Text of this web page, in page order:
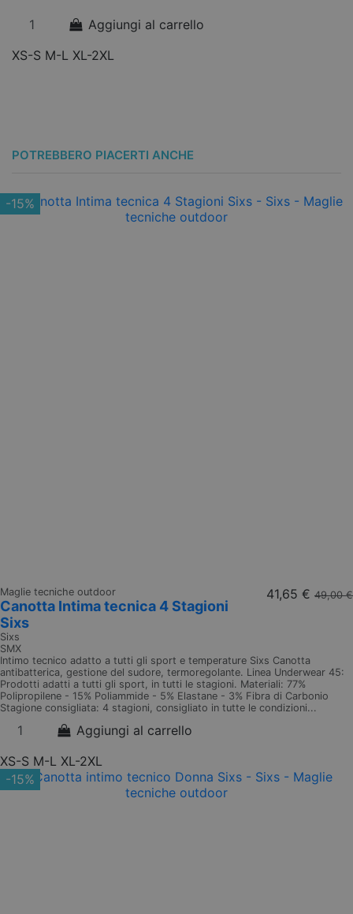
Aggiungi al carrello
XS-S M-L XL-2XL
POTREBBERO PIACERTI ANCHE
-15%
Maglie tecniche outdoor
Canotta Intima tecnica 4 Stagioni
Sixs
Sixs
SMX
41,65 € 49,00 €
Intimo tecnico adatto a tutti gli sport e temperature Sixs Canotta
antibatterica, gestione del sudore, termoregolante. Linea Underwear 45:
Prodotti adatti a tutti gli sport, in tutti le stagioni. Materiali: 77%
Polipropilene - 15% Poliammide - 5% Elastane - 3% Fibra di Carbonio
Stagione consigliata: 4 stagioni, consigliato in tutte le condizioni...
Aggiungi al carrello
XS-S M-L XL-2XL
-15%